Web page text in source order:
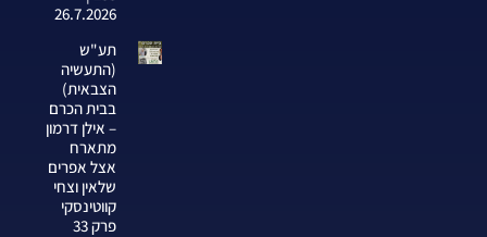
26.7.2026
תע"ש
(התעשיה
הצבאית)
בבית הכרם
– אילן דרמון
מתארח
אצל אפרים
שלאין וצחי
קווטינסקי
פרק 33